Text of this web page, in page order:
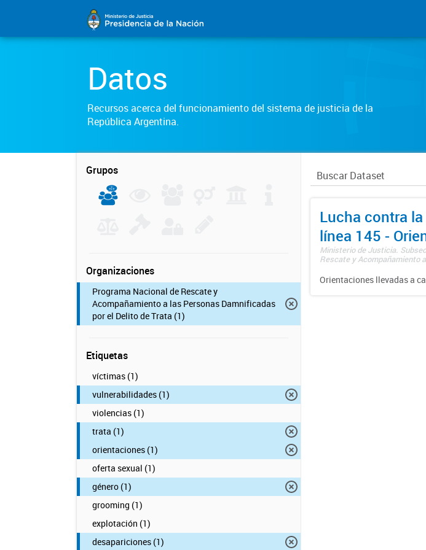
Datos
Recursos acerca del funcionamiento del sistema de justicia de la
República Argentina.
Grupos
Organizaciones
Programa Nacional de Rescate y
Acompañamiento a las Personas Damnificadas
por el Delito de Trata (1)
Etiquetas
víctimas (1)
vulnerabilidades (1)
violencias (1)
trata (1)
orientaciones (1)
oferta sexual (1)
género (1)
grooming (1)
explotación (1)
desapariciones (1)
Lucha contra
línea 145 -
Ministerio de Justicia.
Rescate y Acompañamiento
Orientaciones llevadas a